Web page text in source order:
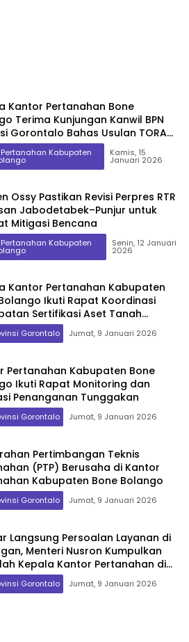
Kantor Pertanahan Bone
Terima Kunjungan Kanwil BPN
Gorontalo Bahas Usulan TORA
Tanah TA 2027
Kabupaten Kamis, 15
Januari 2026
Ossy Pastikan Revisi Perpres RTR
Jabodetabek–Punjur untuk
Mitigasi Bencana
Kabupaten Senin, 12 Januari
2026
Kantor Pertanahan Kabupaten
Ikuti Rapat Koordinasi
Sertifikasi Aset Tanah
Daerah
Gorontalo Jumat, 9 Januari 2026
Pertanahan Kabupaten Bone
Ikuti Rapat Monitoring dan
Penanganan Tunggakan
Gorontalo Jumat, 9 Januari 2026
Pertimbangan Teknis
(PTP) Berusaha di Kantor
Kabupaten Bone Bolango
Gorontalo Jumat, 9 Januari 2026
Langsung Persoalan Layanan di
Menteri Nusron Kumpulkan
Kepala Kantor Pertanahan di
Gorontalo Jumat, 9 Januari 2026